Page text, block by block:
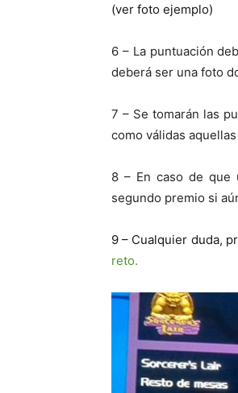
(ver foto ejemplo)
6 – La puntuación
deberá ser una foto
7 – Se tomarán las
como válidas
8 – En caso de que
segundo premio si
9 – Cualquier duda,
reto.